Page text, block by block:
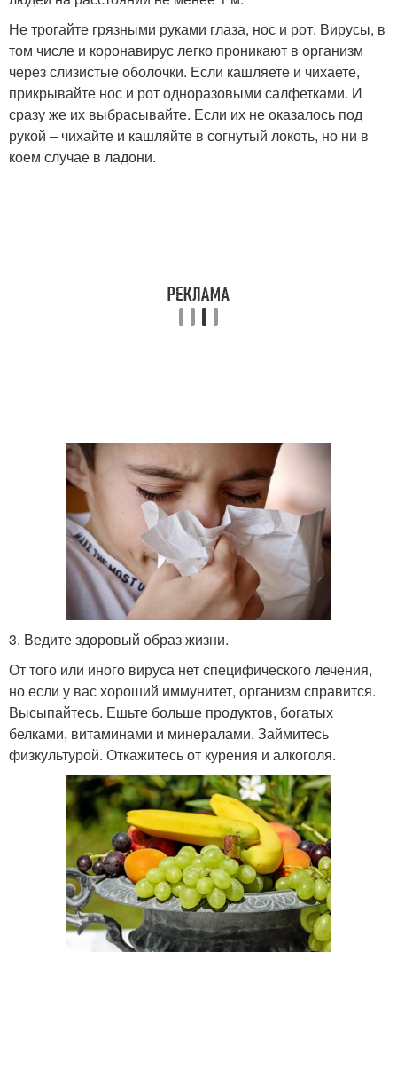
Не трогайте грязными руками глаза, нос и рот. Вирусы, в
том числе и коронавирус легко проникают в организм
через слизистые оболочки. Если кашляете и чихаете,
прикрывайте нос и рот одноразовыми салфетками. И
сразу же их выбрасывайте. Если их не оказалось под
рукой – чихайте и кашляйте в согнутый локоть, но ни в
коем случае в ладони.
3. Ведите здоровый образ жизни.
От того или иного вируса нет специфического лечения,
но если у вас хороший иммунитет, организм справится.
Высыпайтесь. Ешьте больше продуктов, богатых
белками, витаминами и минералами. Займитесь
физкультурой. Откажитесь от курения и алкоголя.